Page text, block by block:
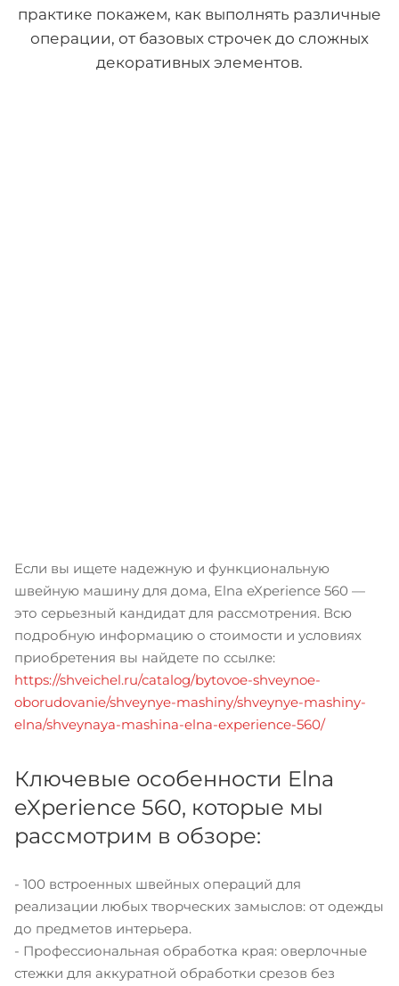
практике покажем, как выполнять различные
операции, от базовых строчек до сложных
декоративных элементов.
Если вы ищете надежную и функциональную
швейную машину для дома, Elna eXperience 560 —
это серьезный кандидат для рассмотрения. Всю
подробную информацию о стоимости и условиях
приобретения вы найдете по ссылке:
https://shveichel.ru/catalog/bytovoe-shveynoe-
oborudovanie/shveynye-mashiny/shveynye-mashiny-
elna/shveynaya-mashina-elna-experience-560/
Ключевые особенности Elna
eXperience 560, которые мы
рассмотрим в обзоре:
- 100 встроенных швейных операций для
реализации любых творческих замыслов: от одежды
до предметов интерьера.
- Профессиональная обработка края: оверлочные
стежки для аккуратной обработки срезов без